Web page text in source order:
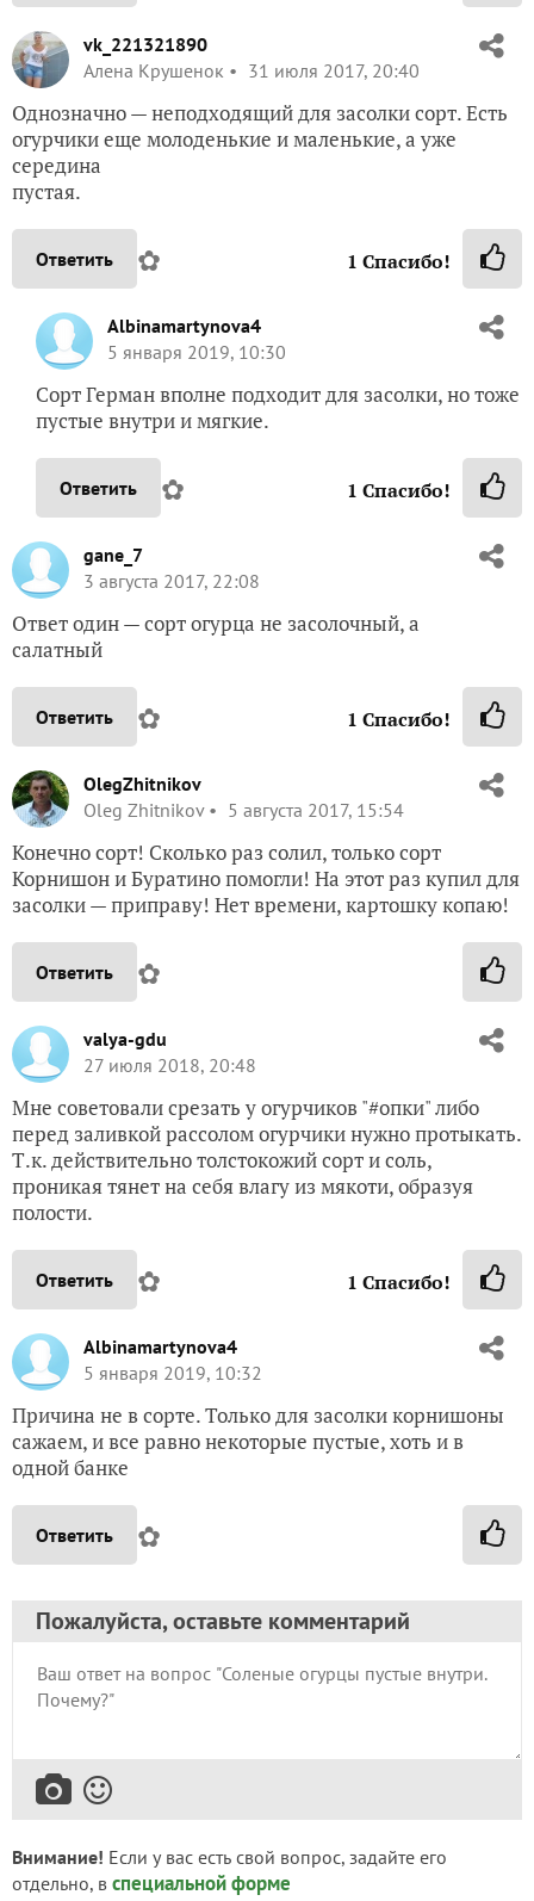
vk_221321890
Алена Крушенок
31 июля 2017, 20:40
Однозначно — неподходящий для засолки сорт. Есть
огурчики еще молоденькие и маленькие, а уже
середина
пустая.
Ответить ✿ 1 Спасибо!
Albinamartynova4
5 января 2019, 10:30
Сорт Герман вполне подходит для засолки, но тоже
пустые внутри и мягкие.
Ответить ✿ 1 Спасибо!
gane_7
3 августа 2017, 22:08
Ответ один — сорт огурца не засолочный, а
салатный
Ответить ✿ 1 Спасибо!
OlegZhitnikov
Oleg Zhitnikov
5 августа 2017, 15:54
Конечно сорт! Сколько раз солил, только сорт
Корнишон и Буратино помогли! На этот раз купил для
засолки — приправу! Нет времени, картошку копаю!
Ответить ✿
valya-gdu
27 июля 2018, 20:48
Мне советовали срезать у огурчиков "#опки" либо
перед заливкой рассолом огурчики нужно протыкать.
Т.к. действительно толстокожий сорт и соль,
проникая тянет на себя влагу из мякоти, образуя
полости.
Ответить ✿ 1 Спасибо!
Albinamartynova4
5 января 2019, 10:32
Причина не в сорте. Только для засолки корнишоны
сажаем, и все равно некоторые пустые, хоть и в
одной банке
Ответить ✿
Пожалуйста, оставьте комментарий
Внимание! Если у вас есть свой вопрос, задайте его
отдельно, в специальной форме